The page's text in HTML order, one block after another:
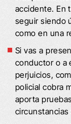
accidente. En
seguir siendo
como en una
Si vas a
conductor o a
perjuicios,
policial cobra
aporta